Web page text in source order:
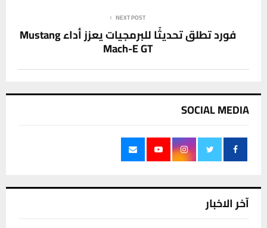
NEXT POST
فورد تطلق تحديثًا للبرمجيات يعزز أداء Mustang
Mach-E GT
SOCIAL MEDIA
آخر الاخبار